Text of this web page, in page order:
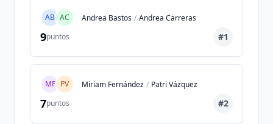
AB AC Andrea Bastos / Andrea Carreras
9puntos #1
MF PV Miriam Fernández / Patri Vázquez
7puntos #2